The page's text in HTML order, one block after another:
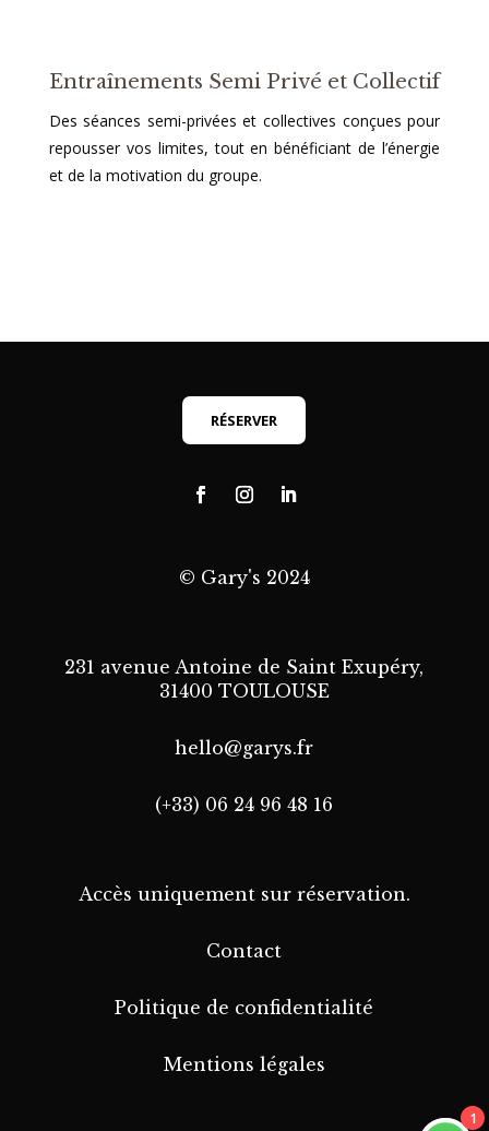
Entraînements Semi Privé et Collectif
Des séances semi-privées et collectives conçues pour
repousser vos limites, tout en bénéficiant de l’énergie
et de la motivation du groupe.
RÉSERVER
© Gary's 2024
231 avenue Antoine de Saint Exupéry,
31400 TOULOUSE
hello@garys.fr
(+33) 06 24 96 48 16
Accès uniquement sur réservation.
Contact
Politique de confidentialité
Mentions légales
1